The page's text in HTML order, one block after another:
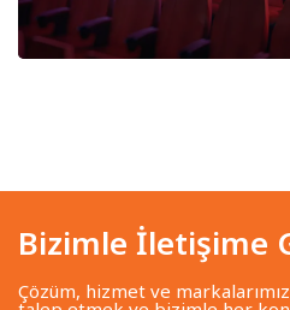
Bizimle İletişime
Çözüm, hizmet ve